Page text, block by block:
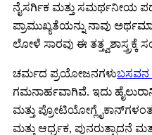
ನೈಸರ್ಗಿಕ ಮತ್ತು ಸಮರ್ಥನೀಯ
ಪ್ರಾಮುಖ್ಯತೆಯನ್ನು ನಾವು
ಲೋಳೆ ಸಾರವು ಈ ತತ್ತ್ವಶಾಸ್ತ್ರಕ್ಕೆ
ಚರ್ಮದ ಪ್ರಯೋಜನಗಳು
ಗಮನಾರ್ಹವಾಗಿವೆ. ಇದು
ಮತ್ತು
ಮತ್ತು ಆರ್ಧ್ರಕ, ಪುನರುತ್ಪಾದನೆ